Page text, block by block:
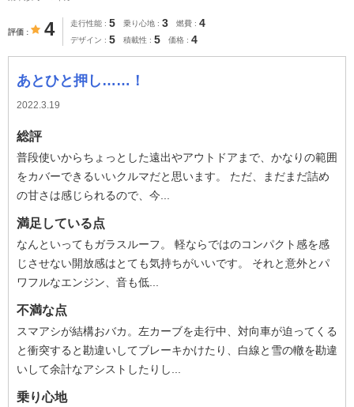
評価 4 走行性能 5 乗り心地 3 燃費 4
デザイン 5 積載性 5 価格 4
あとひと押し……！
2022.3.19
総評
普段使いからちょっとした遠出やアウトドアまで、かなりの範囲
をカバーできるいいクルマだと思います。 ただ、まだまだ詰め
の甘さは感じられるので、今...
満足している点
なんといってもガラスルーフ。 軽ならではのコンパクト感を感
じさせない開放感はとても気持ちがいいです。 それと意外とパ
ワフルなエンジン、音も低...
不満な点
スマアシが結構おバカ。左カーブを走行中、対向車が迫ってくる
と衝突すると勘違いしてブレーキかけたり、白線と雪の轍を勘違
いして余計なアシストしたりし...
乗り心地